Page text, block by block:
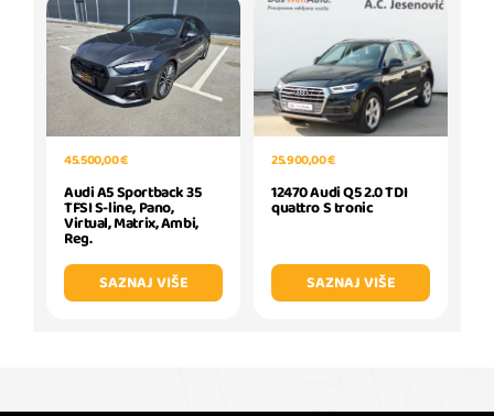
45.500,00 €
Audi A5 Sportback 35
TFSI S-line, Pano,
Virtual, Matrix, Ambi,
Reg.
SAZNAJ VIŠE
25.900,00 €
12470 Audi Q5 2.0 TDI
quattro S tronic
SAZNAJ VIŠE